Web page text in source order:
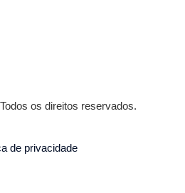
Todos os direitos reservados.
de privacidade